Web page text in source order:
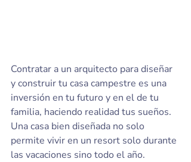
Contratar a un arquitecto para diseñar
y construir tu casa campestre es una
inversión en tu futuro y en el de tu
familia, haciendo realidad tus sueños.
Una casa bien diseñada no solo
permite vivir en un resort solo durante
las vacaciones sino todo el año.